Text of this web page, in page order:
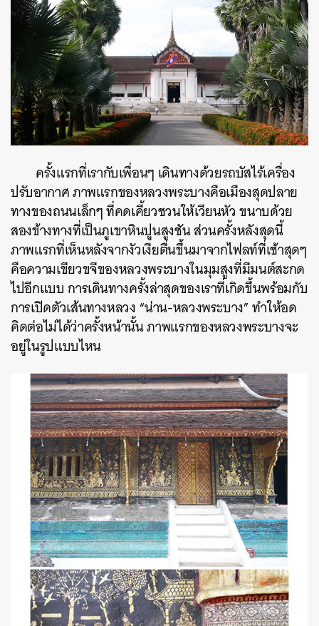
ครั้งแรกที่เรากับเพื่อนๆ เดินทางด้วยรถบัสไร้เครื่อง
ปรับอากาศ ภาพแรกของหลวงพระบางคือเมืองสุดปลาย
ทางของถนนเล็กๆ ที่คดเคี้ยวชวนให้เวียนหัว ขนาบด้วย
สองข้างทางที่เป็นภูเขาหินปูนสูงชัน ส่วนครั้งหลังสุดนี้
ภาพแรกที่เห็นหลังจากงัวเงียตื่นขึ้นมาจากไฟลท์ที่เช้าสุดๆ
คือความเขียวขจีของหลวงพระบางในมุมสูงที่มีมนต์สะกด
ไปอีกแบบ การเดินทางครั้งล่าสุดของเราที่เกิดขึ้นพร้อมกับ
การเปิดตัวเส้นทางหลวง “น่าน-หลวงพระบาง” ทำให้อด
คิดต่อไม่ได้ว่าครั้งหน้านั้น ภาพแรกของหลวงพระบางจะ
อยู่ในรูปแบบไหน